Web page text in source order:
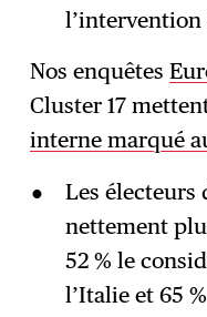
l’intervention
Nos enquêtes
Cluster 17
interne marqué
Les électeurs
nettement
52 % le
l’Italie et 65